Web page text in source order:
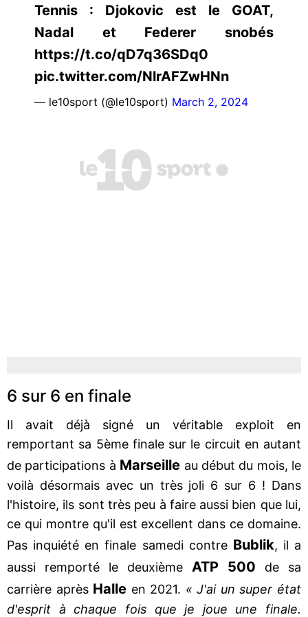
Tennis : Djokovic est le GOAT,
Nadal et Federer snobés
https://t.co/qD7q36SDq0
pic.twitter.com/NlrAFZwHNn
— le10sport (@le10sport) March 2, 2024
6 sur 6 en finale
Il avait déjà signé un véritable exploit en
remportant sa 5ème finale sur le circuit en autant
de participations à Marseille au début du mois, le
voilà désormais avec un très joli 6 sur 6 ! Dans
l'histoire, ils sont très peu à faire aussi bien que lui,
ce qui montre qu'il est excellent dans ce domaine.
Pas inquiété en finale samedi contre Bublik, il a
aussi remporté le deuxième ATP 500 de sa
carrière après Halle en 2021. « J'ai un super état
d'esprit à chaque fois que je joue une finale.